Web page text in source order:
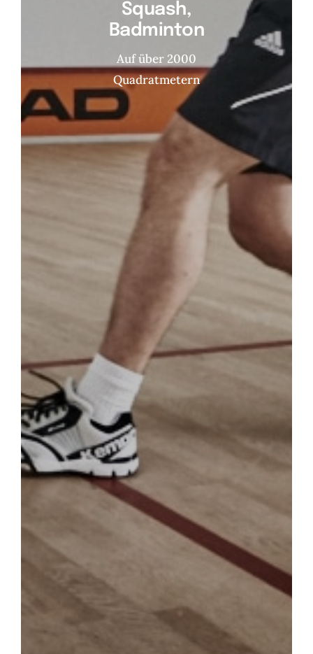
Squash,
Badminton
Auf über 2000
Quadratmetern